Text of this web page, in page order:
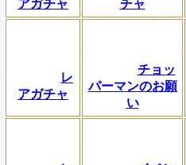
アガチャ
チャ
レ
アガチャ
チョッ
パーマンのお願
い